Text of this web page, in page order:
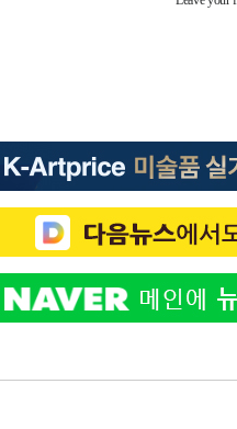
폭염 취소…11일 재개
엔 美의 대한국 무역적자 있어"
…초유의 압수수색에 '충격·당황'
경신…영등포 순간 '40도'
수색…내란 중요임무종사 혐의
오른 801.67 마감
내린 6296.38 마감
이스X 로켓 달 충돌 흔적 포착